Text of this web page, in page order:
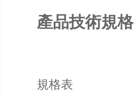
產品技術規格
規格表